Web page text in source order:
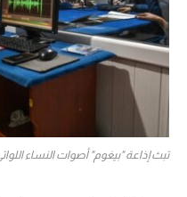
تبث إذاعة "بيغوم" أصوات النساء